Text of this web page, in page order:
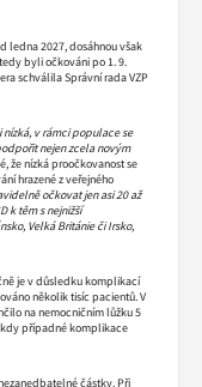
ledna 2027, dosáhnou však
byli očkováni po 1. 9.
schválila Správní rada VZP
v rámci populace se
nejen zcela novým
že nízká proočkovanost se
hrazené z veřejného
očkovat jen asi 20 až
k těm s nejnižší
Velká Británie či Irsko,
je v důsledku komplikací
několik tisíc pacientů. V
na nemocničním lůžku 5
kdy případné komplikace
částky. Při